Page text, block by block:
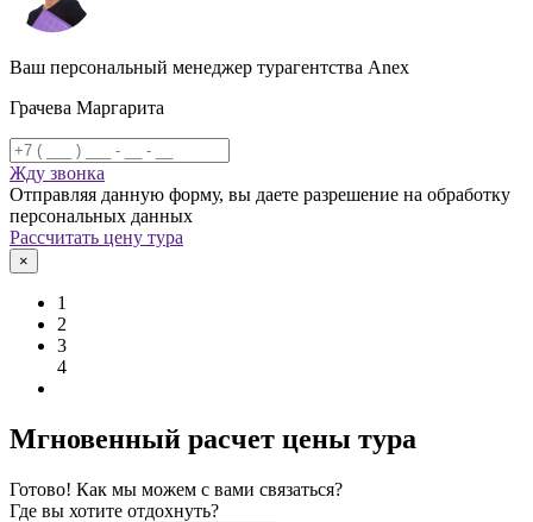
Ваш персональный менеджер турагентства Anex
Грачева Маргарита
Жду звонка
Отправляя данную форму, вы даете разрешение на обработку
персональных данных
Рассчитать цену тура
×
1
2
3
4
Мгновенный расчет цены тура
Готово! Как мы можем с вами связаться?
Где вы хотите отдохнуть?